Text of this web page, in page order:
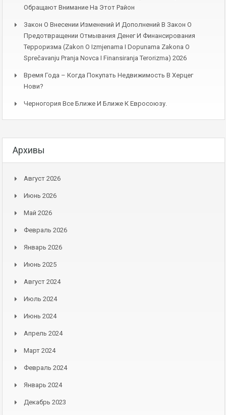
Обращают Внимание На Этот Район
Закон О Внесении Изменений И Дополнений В Закон О
Предотвращении Отмывания Денег И Финансирования
Терроризма (Zakon O Izmjenama I Dopunama Zakona O
Sprečavanju Pranja Novca I Finansiranja Terorizma) 2026
Время Года – Когда Покупать Недвижимость В Херцег
Нови?
Черногория Все Ближе И Ближе К Евросоюзу.
Архивы
Август 2026
Июнь 2026
Май 2026
Февраль 2026
Январь 2026
Июнь 2025
Август 2024
Июль 2024
Июнь 2024
Апрель 2024
Март 2024
Февраль 2024
Январь 2024
Декабрь 2023